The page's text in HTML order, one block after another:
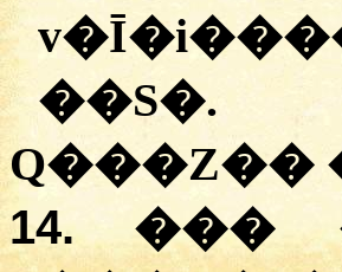
��S�.
Q���Z��
14.
���